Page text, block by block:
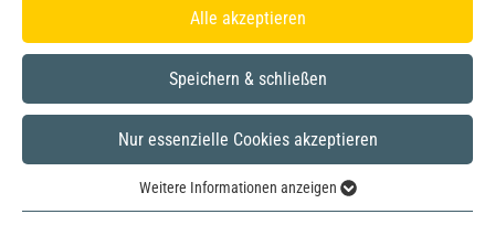
Alle akzeptieren
Speichern & schließen
Nur essenzielle Cookies akzeptieren
Weitere Informationen anzeigen